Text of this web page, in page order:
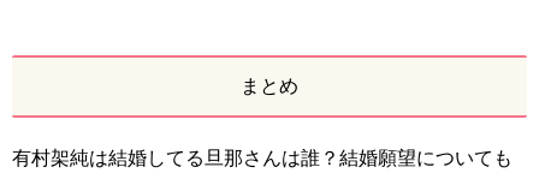
まとめ
有村架純は結婚してる旦那さんは誰？結婚願望についても